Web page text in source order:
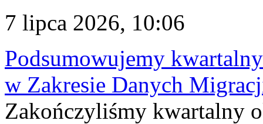
7 lipca 2026, 10:06
Podsumowujemy
w Zakresie Danych
Zakończyliśmy kwartalny